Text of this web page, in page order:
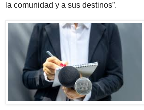
la comunidad y a sus destinos”.